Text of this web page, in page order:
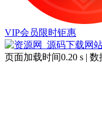
VIP会员限时钜惠
页面加载时间0.20 s | 数